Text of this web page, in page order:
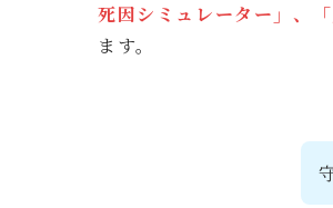
死因シミュレーター」 、
ます。